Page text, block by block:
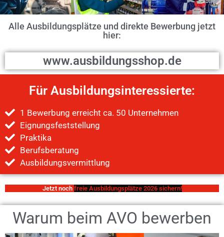
Alle Ausbildungsplätze und direkte Bewerbung jetzt
hier:
www.ausbildungsshop.de
Für Ausbildungsinteressierte:
1 Bewerbung erreicht ca. 50 Unternehmen
Eignungsfeststellung
Praktika
Berufsberatung
Ausbildungsvermittlung
Jetzt noch
Warum beim AVO bewerben